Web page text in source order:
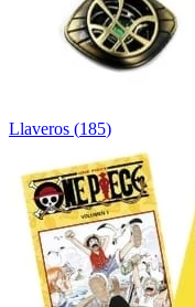
Llaveros (185)